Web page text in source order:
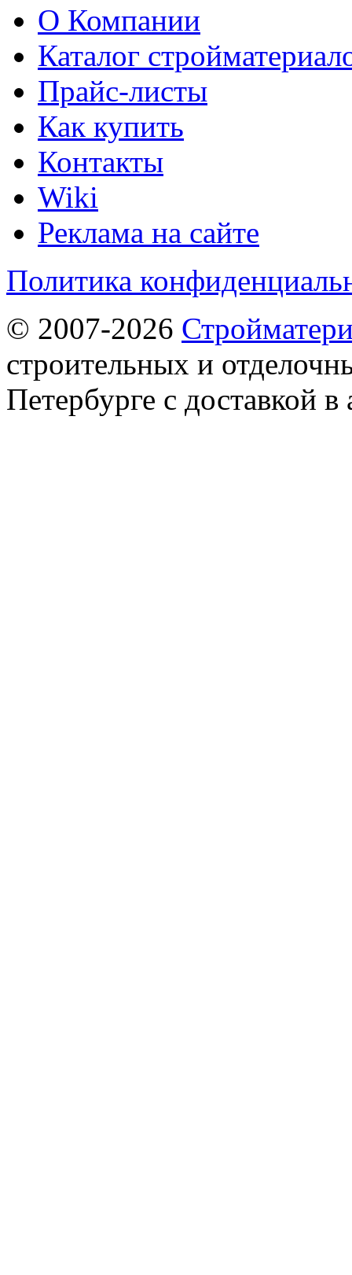
О Компании
Каталог
Прайс-листы
Как купить
Контакты
Wiki
Реклама на сайте
Политика
© 2007-2026
строительных и
Петербурге с доставкой в